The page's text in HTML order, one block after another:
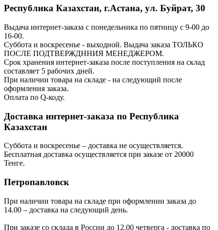
Республика Казахстан, г.Астана, ул. Буйрат, 30
Выдача интернет-заказа с понедельника по пятницу с 9-00 до
16-00.
Суббота и воскресенье - выходной. Выдача заказа ТОЛЬКО
ПОСЛЕ ПОДТВЕРЖДННИЯ МЕНЕДЖЕРОМ.
Срок хранения интернет-заказа после поступления на склад
составляет 5 рабочих дней.
При наличии товара на складе - на следующий после
оформления заказа.
Оплата по Q-коду.
Доставка интернет-заказа по Республика
Казахстан
Суббота и воскресенье – доставка не осуществляется.
Бесплатная доставка осуществляется при заказе от 20000
Тенге.
Петропавловск
При наличии товара на складе при оформлении заказа до
14.00 – доставка на следующий день.
При заказе со склада в России до 12.00 четверга - доставка по